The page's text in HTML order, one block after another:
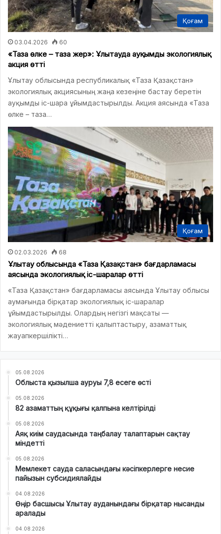
Қоғам
03.04.2026 60
«Таза өлке – таза жер»: Ұлытауда ауқымды экологиялық
акция өтті
Ұлытау облысында республикалық «Таза Қазақстан»
экологиялық акциясының жаңа кезеңіне бастау беретін
ауқымды іс-шара ұйымдастырылды. Акция аясында «Таза
өлке – таза…
Қоғам
02.03.2026 68
Ұлытау облысында «Таза Қазақстан» бағдарламасы
аясында экологиялық іс-шаралар өтті
«Таза Қазақстан» бағдарламасы аясында Ұлытау облысы
аумағында бірқатар экологиялық іс-шаралар
ұйымдастырылды. Олардың негізгі мақсаты —
экологиялық мәдениетті қалыптастыру, азаматтық
жауапкершілікті…
05.08.2026
Облыста қызылша ауруы 7,8 есеге өсті
05.08.2026
82 азаматтың құқығы қалпына келтірілді
05.08.2026
Аяқ киім саудасында таңбалау талаптарын сақтау
міндетті
05.08.2026
Мемлекет сауда саласындағы кәсіпкерлерге несие
пайызын субсидиялайды
04.08.2026
Өңір басшысы Ұлытау ауданындағы бірқатар нысанды
аралады
04.08.2026